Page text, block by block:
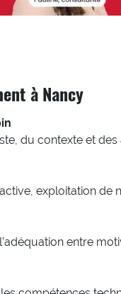
à Nancy
du contexte et des
exploitation de
entre